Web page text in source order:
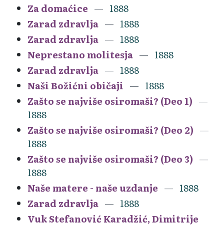
Za domaćice
1888
Zarad zdravlja
1888
Zarad zdravlja
1888
Neprestano molitesja
1888
Zarad zdravlja
1888
Naši Božićni običaji
1888
Zašto se najviše osiromaši? (Deo 1)
1888
Zašto se najviše osiromaši? (Deo 2)
1888
Zašto se najviše osiromaši? (Deo 3)
1888
Naše matere - naše uzdanje
1888
Zarad zdravlja
1888
Vuk Stefanović Karadžić, Dimitrije